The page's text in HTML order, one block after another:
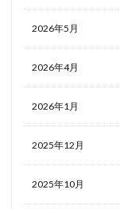
2026年5月
2026年4月
2026年1月
2025年12月
2025年10月